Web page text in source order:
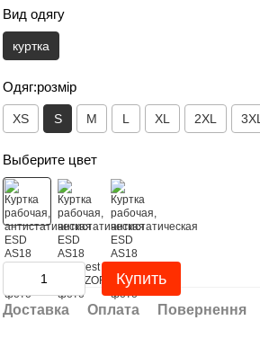
Вид одягу
куртка
Одяг:розмір
XS S M L XL 2XL 3XL
Выберите цвет
Купить
Доставка Оплата Повернення